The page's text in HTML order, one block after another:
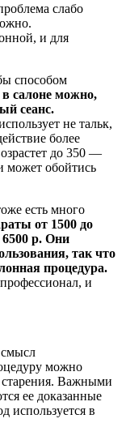
слабо
и для
способом
салоне можно,
сеанс.
не тальк,
более
до 350 —
может обойтись
есть много
от 1500 до
6500 р. Они
так что
процедура.
и
можно
старения. Важными
ее доказанные
используется в